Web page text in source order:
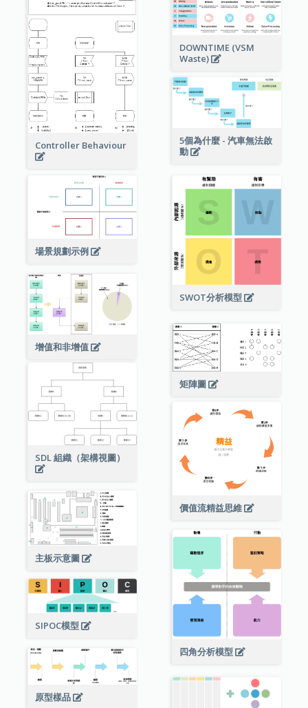
Controller Behaviour
DOWNTIME (VSM
Waste)
5個為什麼 - 汽車無法啟
動
場景規劃示例
SWOT分析模型
增值和非增值
矩陣圖
SDL 組織（架構視圖）
價值流精益思維
主板示意圖
四角分析模型
SIPOC模型
原型樣品